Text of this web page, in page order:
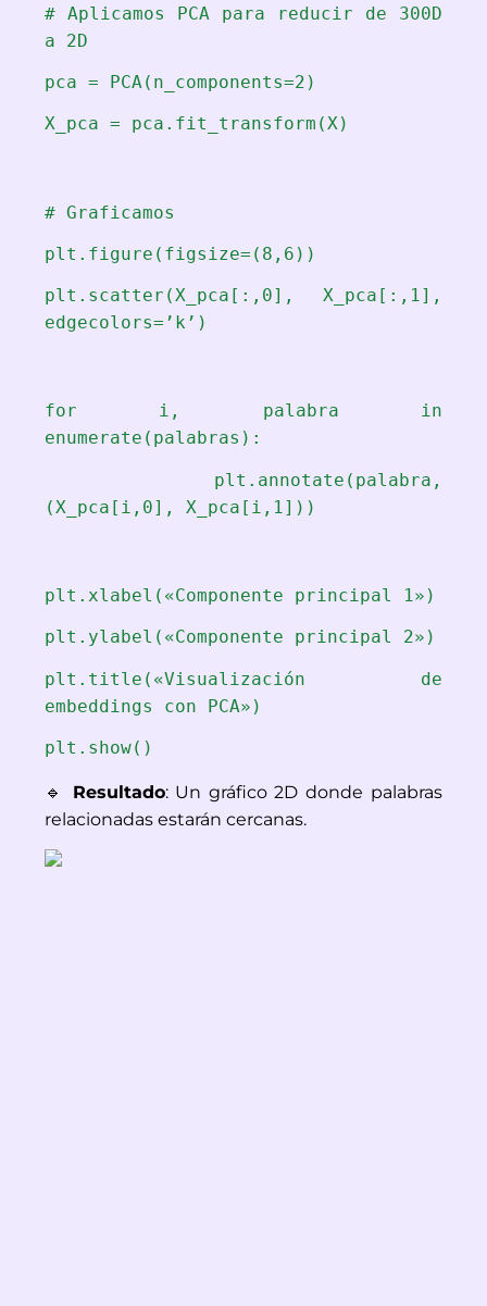
# Aplicamos PCA para reducir de 300D
a 2D
pca = PCA(n_components=2)
X_pca = pca.fit_transform(X)
# Graficamos
plt.figure(figsize=(8,6))
plt.scatter(X_pca[:,0], X_pca[:,1],
edgecolors=’k’)
for i, palabra in
enumerate(palabras):
plt.annotate(palabra,
(X_pca[i,0], X_pca[i,1]))
plt.xlabel(«Componente principal 1»)
plt.ylabel(«Componente principal 2»)
plt.title(«Visualización de
embeddings con PCA»)
plt.show()
🔹 Resultado: Un gráfico 2D donde palabras
relacionadas estarán cercanas.